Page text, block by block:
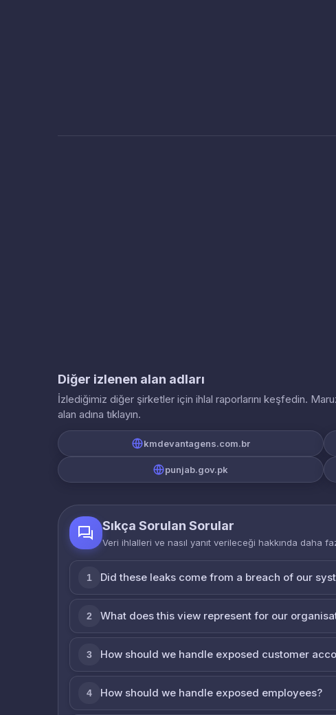
Diğer izlenen alan adları
İzlediğimiz diğer şirketler için ihlal raporlarını keşfedin.
alan adına tıklayın.
kmdevantagens.com.br
punjab.gov.pk
Sıkça Sorulan Sorular
Veri ihlalleri ve nasıl yanıt verileceği hakkında daha
1 Did these leaks come from a breach of our
2 What does this view represent for our
3 How should we handle exposed customer
4 How should we handle exposed employees?